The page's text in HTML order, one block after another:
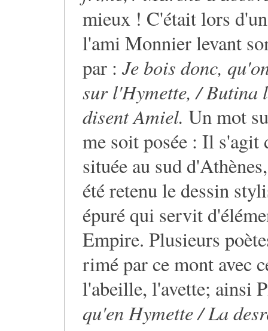
mieux ! C'était lors
l'ami Monnier levant
par : Je bois donc,
sur l'Hymette, / Butina
disent Amiel. Un mot
me soit posée : Il s'agit
située au sud
été retenu le dessin
épuré qui servit
Empire. Plusieurs
rimé par ce mont avec
l'abeille, l'avette; ainsi
qu'en Hymette / La